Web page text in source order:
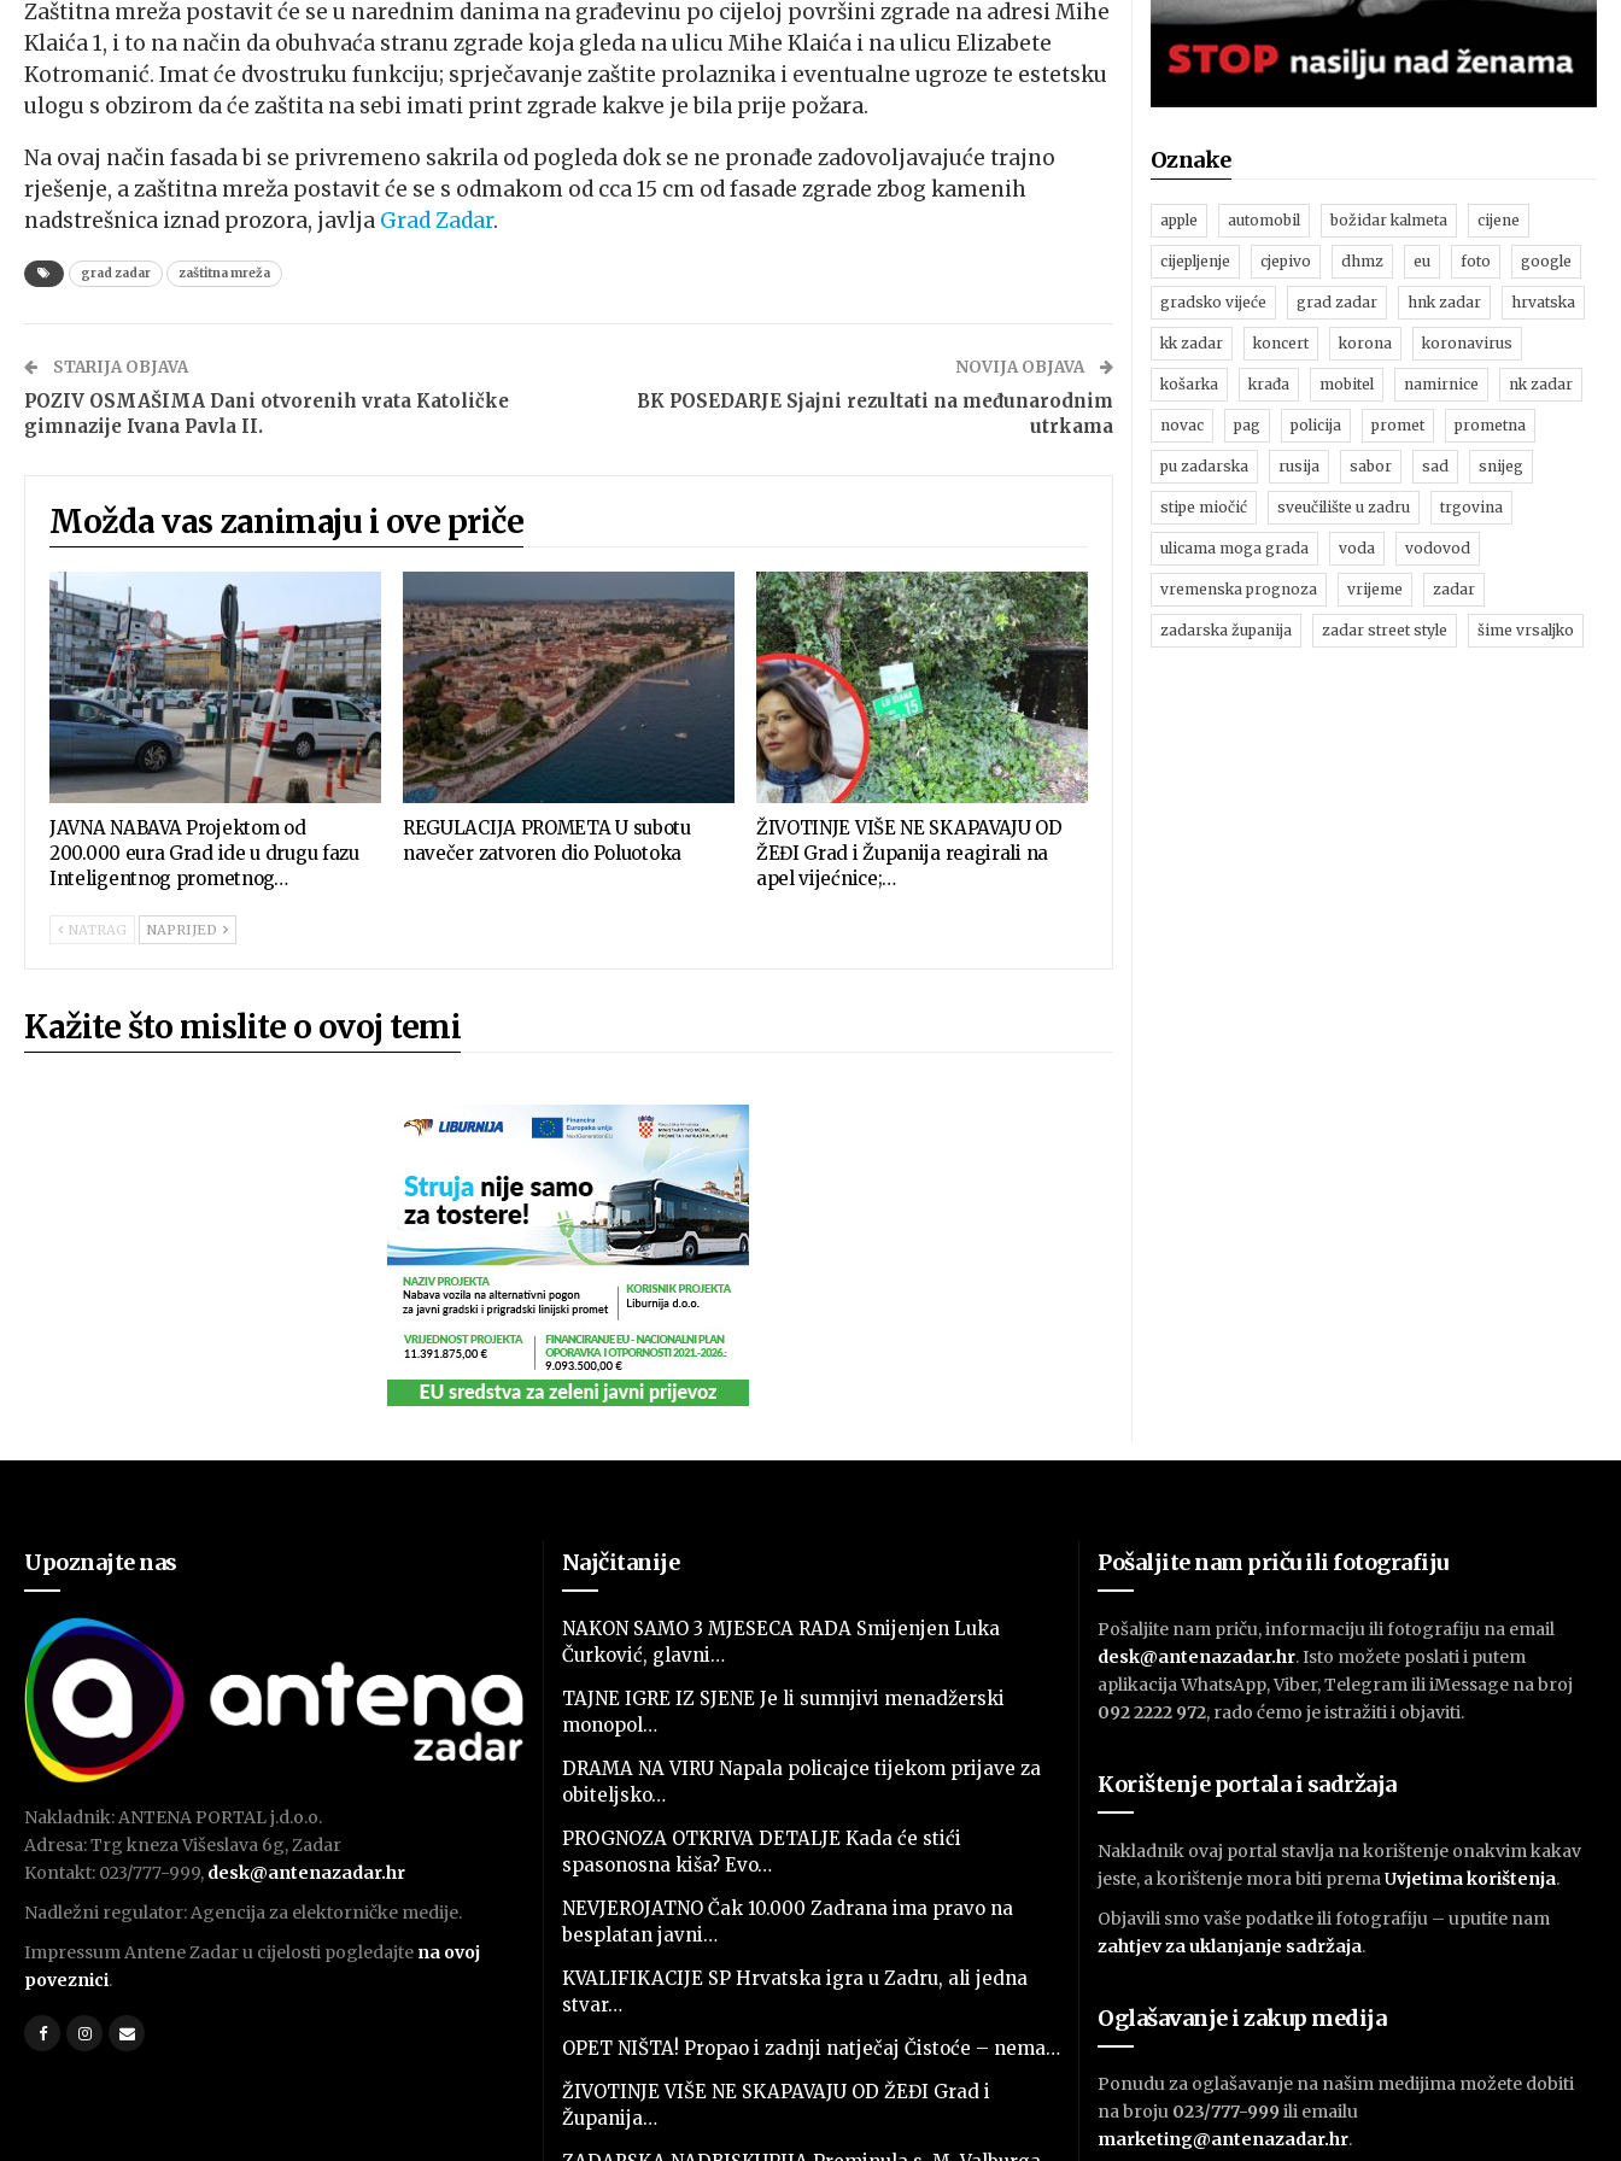
Zaštitna mreža postavit će se u narednim danima na građevinu po cijeloj površini zgrade na adresi Mihe
Klaića 1, i to na način da obuhvaća stranu zgrade koja gleda na ulicu Mihe Klaića i na ulicu Elizabete
Kotromanić. Imat će dvostruku funkciju; sprječavanje zaštite prolaznika i eventualne ugroze te estetsku
ulogu s obzirom da će zaštita na sebi imati print zgrade kakve je bila prije požara.
Na ovaj način fasada bi se privremeno sakrila od pogleda dok se ne pronađe zadovoljavajuće trajno
rješenje, a zaštitna mreža postavit će se s odmakom od cca 15 cm od fasade zgrade zbog kamenih
nadstrešnica iznad prozora, javlja Grad Zadar.
grad zadar zaštitna mreža
STARIJA OBJAVA
POZIV OSMAŠIMA Dani otvorenih vrata Katoličke
gimnazije Ivana Pavla II.
NOVIJA OBJAVA
BK POSEDARJE Sjajni rezultati na međunarodnim
utrkama
Možda vas zanimaju i ove priče
JAVNA NABAVA Projektom od
200.000 eura Grad ide u drugu fazu
Inteligentnog prometnog…
REGULACIJA PROMETA U subotu
navečer zatvoren dio Poluotoka
ŽIVOTINJE VIŠE NE SKAPAVAJU OD
ŽEĐI Grad i Županija reagirali na
apel vijećnice;…
NATRAG NAPRIJED
Kažite što mislite o ovoj temi
Oznake
apple automobil božidar kalmeta cijene
cijepljenje cjepivo dhmz eu foto google
gradsko vijeće grad zadar hnk zadar hrvatska
kk zadar koncert korona koronavirus
košarka krađa mobitel namirnice nk zadar
novac pag policija promet prometna
pu zadarska rusija sabor sad snijeg
stipe miočić sveučilište u zadru trgovina
ulicama moga grada voda vodovod
vremenska prognoza vrijeme zadar
zadarska županija zadar street style šime vrsaljko
Upoznajte nas
Nakladnik: ANTENA PORTAL j.d.o.o.
Adresa: Trg kneza Višeslava 6g, Zadar
Kontakt: 023/777-999, desk@antenazadar.hr
Nadležni regulator: Agencija za elektorničke medije.
Impressum Antene Zadar u cijelosti pogledajte na ovoj
poveznici.
Najčitanije
NAKON SAMO 3 MJESECA RADA Smijenjen Luka
Čurković, glavni…
TAJNE IGRE IZ SJENE Je li sumnjivi menadžerski
monopol…
DRAMA NA VIRU Napala policajce tijekom prijave za
obiteljsko…
PROGNOZA OTKRIVA DETALJE Kada će stići
spasonosna kiša? Evo…
NEVJEROJATNO Čak 10.000 Zadrana ima pravo na
besplatan javni…
KVALIFIKACIJE SP Hrvatska igra u Zadru, ali jedna
stvar…
OPET NIŠTA! Propao i zadnji natječaj Čistoće – nema…
ŽIVOTINJE VIŠE NE SKAPAVAJU OD ŽEĐI Grad i
Županija…
Pošaljite nam priču ili fotografiju
Pošaljite nam priču, informaciju ili fotografiju na email
desk@antenazadar.hr. Isto možete poslati i putem
aplikacija WhatsApp, Viber, Telegram ili iMessage na broj
092 2222 972, rado ćemo je istražiti i objaviti.
Korištenje portala i sadržaja
Nakladnik ovaj portal stavlja na korištenje onakvim kakav
jeste, a korištenje mora biti premaUvjetima korištenja.
Objavili smo vaše podatke ili fotografiju – uputite nam
zahtjev za uklanjanje sadržaja.
Oglašavanje i zakup medija
Ponudu za oglašavanje na našim medijima možete dobiti
na broju 023/777-999 ili emailu
marketing@antenazadar.hr.